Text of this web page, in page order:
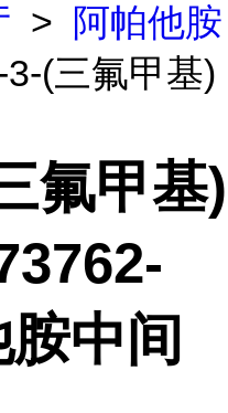
>
阿帕他胺
(三氟甲基)
氟甲基)
中间